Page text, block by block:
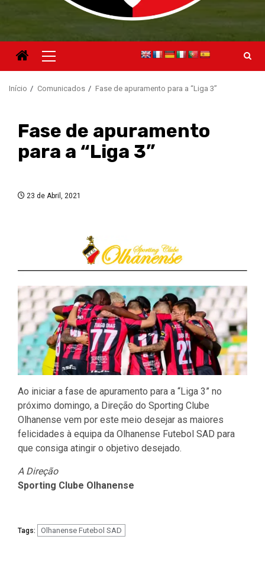
Menu
principal
Início Comunicados Fase de apuramento para a “Liga 3”
Fase de apuramento
para a “Liga 3”
23 de Abril, 2021
Ao iniciar a fase de apuramento para a “Liga 3” no
próximo domingo, a Direção do Sporting Clube
Olhanense vem por este meio desejar as maiores
felicidades à equipa da Olhanense Futebol SAD para
que consiga atingir o objetivo desejado.
A Direção
Sporting Clube Olhanense
Tags: Olhanense Futebol SAD